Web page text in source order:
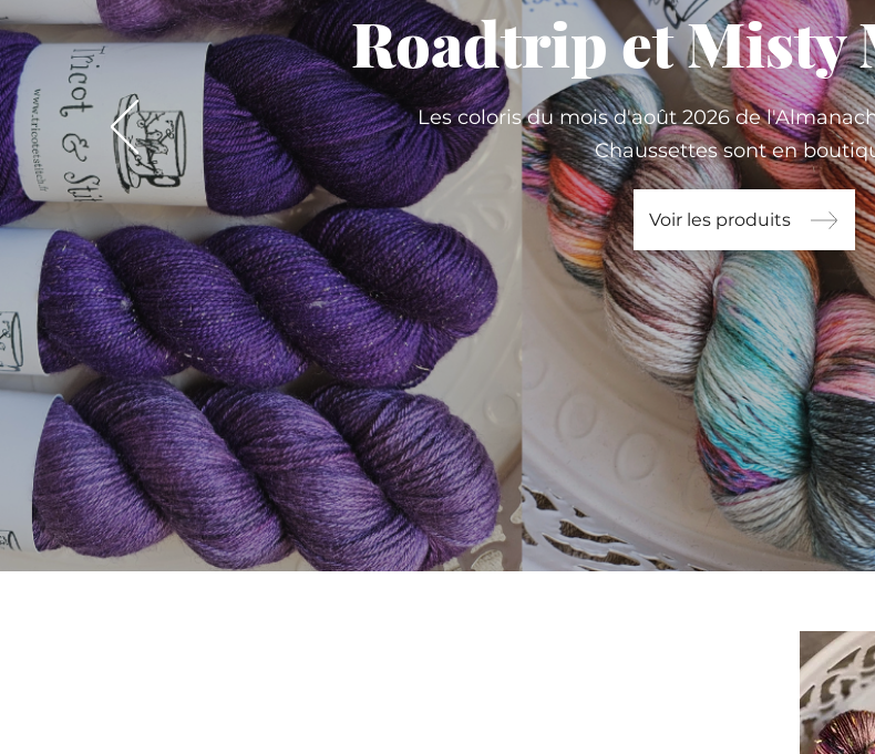
Roadtrip et Misty
Les coloris du mois d'août 2026 de
Chaussettes sont en
Voir les produits